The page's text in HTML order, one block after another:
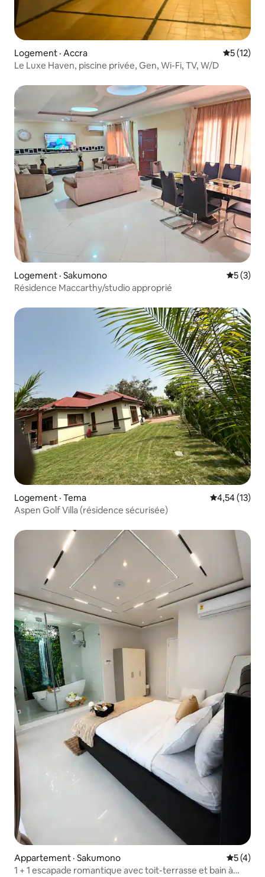
Logement · Accra Note
5 (12)
Le Luxe Haven, piscine privée, Gen, Wi-Fi, TV, W/D
Logement · Sakumono Note
5 (3)
Résidence Maccarthy/studio approprié
Logement · Tema Note
4,54 (13)
Aspen Golf Villa (résidence sécurisée)
Appartement · Sakumono Note
5 (4)
1 + 1 escapade romantique avec toit-terrasse et bain à